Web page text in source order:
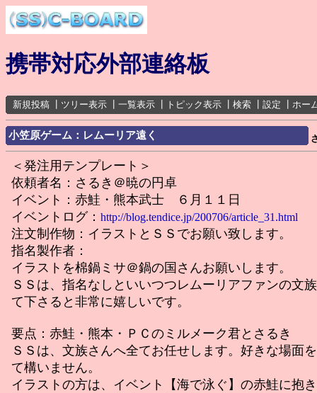
携帯対応外部連絡板
新規投稿 ツリー表示 一覧表示 トピック表示 検索 設定 ホー
小笠原ゲーム：レムーリア遠く
＜発注用テンプレート＞
依頼者名：さるき＠暁の円卓
イベント：赤鮭・熊本武士 ６月１１日
イベントログ： http://blog.tendice.jp/200706/article_31.html
注文制作物：イラストとＳＳでお願い致します。
指名製作者：
イラストを棉鍋ミサ＠鍋の国さんお願いします。
ＳＳは、指名なしといいつつレムーリアファンの文
て下さると非常に嬉しいです。
要点：赤鮭・熊本・ＰＣのミルメーク君とさるき
ＳＳは、文族さんへ全てお任せします。好きな場面
て構いません。
イラストの方は、イベント【海で泳ぐ】の赤鮭に抱